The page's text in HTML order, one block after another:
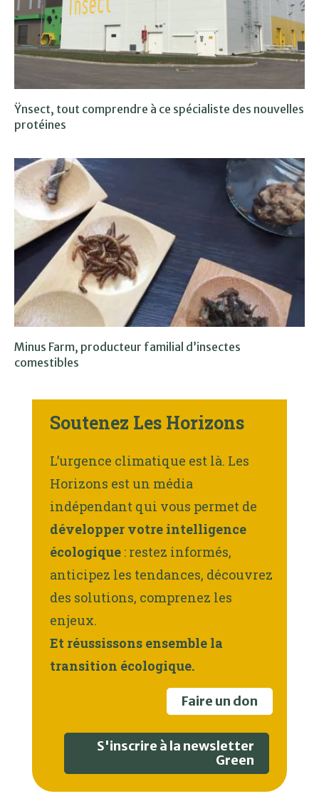
Ÿnsect, tout comprendre à ce spécialiste des nouvelles
protéines
Minus Farm, producteur familial d’insectes
comestibles
Soutenez Les Horizons
L’urgence climatique est là. Les
Horizons est un média
indépendant qui vous permet de
développer votre intelligence
écologique : restez informés,
anticipez les tendances, découvrez
des solutions, comprenez les
enjeux.
Et réussissons ensemble la
transition écologique.
Faire un don
S'inscrire à la newsletter
Green